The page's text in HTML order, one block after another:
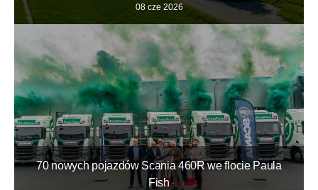
08 cze 2026
70 nowych pojazdów Scania 460R we flocie Paula
Fish